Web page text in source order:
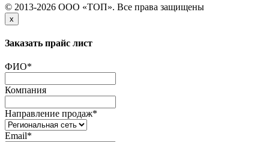
© 2013-2026 ООО «ТОП». Все права защищены
x
Заказать прайс лист
ФИО*
Компания
Направление продаж*
Email*